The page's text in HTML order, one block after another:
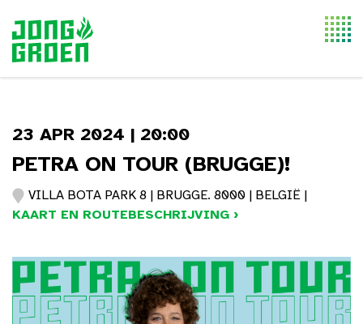
23 APR 2024 | 20:00
PETRA ON TOUR (BRUGGE)!
VILLA BOTA PARK 8 | BRUGGE. 8000 | BELGIË |
KAART EN ROUTEBESCHRIJVING ›